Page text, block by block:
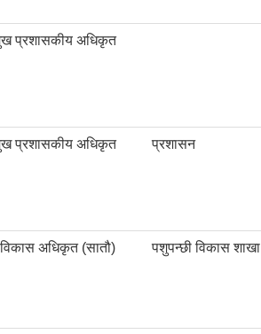
प्रशासकीय अधिकृत
प्रशासकीय अधिकृत प्रशासन
अधिकृत (सातौ) पशुपन्छी विकास शाखा